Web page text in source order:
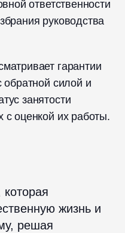
ответственности
руководства
гарантии
обратной силой и
занятости
с оценкой их работы.
жизнь и
решая